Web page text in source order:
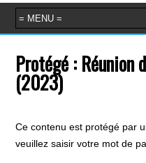
Protégé : Réunion
(2023)
Ce contenu est protégé par
veuillez saisir votre mot de